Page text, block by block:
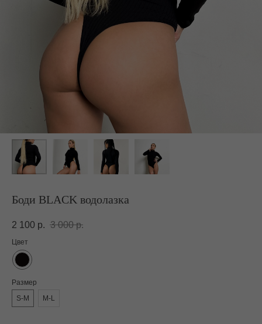
Боди BLACK водолазка
2 100 р. 3 000 р.
Цвет
Размер
S-M
M-L